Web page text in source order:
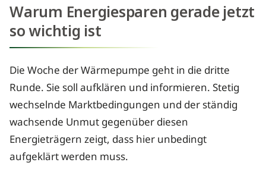
Warum Energiesparen gerade jetzt
so wichtig ist
Die Woche der Wärmepumpe geht in die dritte
Runde. Sie soll aufklären und informieren. Stetig
wechselnde Marktbedingungen und der ständig
wachsende Unmut gegenüber diesen
Energieträgern zeigt, dass hier unbedingt
aufgeklärt werden muss.